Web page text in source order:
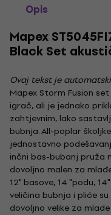
Opis
Mapex
Black Set
Ovaj tekst je
Mapex Storm Fusion
igrač, ali je jednako
zahtjevnim, lako
bubnja. All-poplar
jednostavno
inčni bas-bubanj pruža
dovoljno malen za
12" basove, 14 "podu,
veličina bubnja i pliće
dovoljno velike za